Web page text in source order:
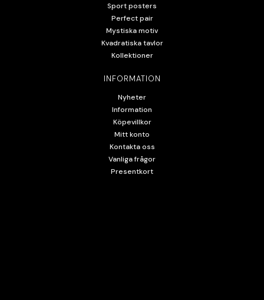
Sport posters
Perfect pair
Mystiska motiv
Kvadratiska tavlor
Kollektioner
INFORMATION
Nyheter
Information
Köpevillkor
Mitt konto
Kontakta oss
Vanliga frågor
Presentkort